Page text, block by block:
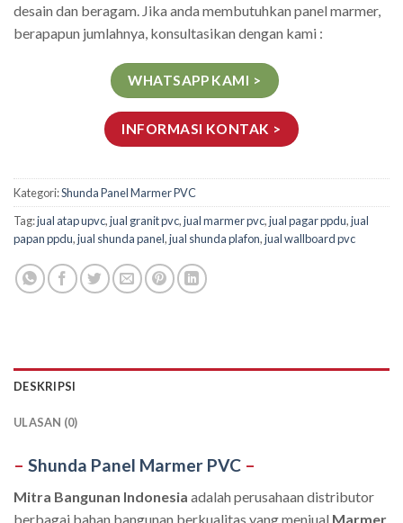
desain dan beragam. Jika anda membutuhkan panel marmer,
berapapun jumlahnya, konsultasikan dengan kami :
WHATSAPP KAMI >
INFORMASI KONTAK >
Kategori:Shunda Panel Marmer PVC
Tag:jual atap upvc,jual granit pvc,jual marmer pvc,jual pagar ppdu,jual
papan ppdu,jual shunda panel,jual shunda plafon,jual wallboard pvc
DESKRIPSI
ULASAN (0)
– Shunda Panel Marmer PVC –
Mitra Bangunan Indonesia adalah perusahaan distributor
berbagai bahan bangunan berkualitas yang menjual Marmer